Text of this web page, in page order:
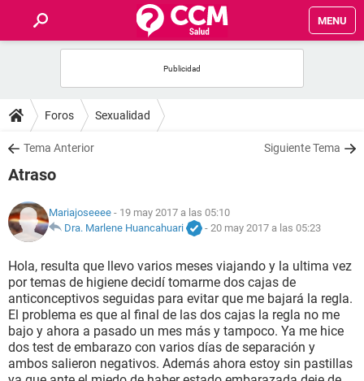
MENU
FOROS
SALUD
NUTRICIÓN
BIENESTAR
SEXUALIDAD
GLOSARIO
Foros Sexualidad
Tema Anterior Siguiente Tema
Atraso
Mariajoseeee - 19 may 2017 a las 05:10
Dra. Marlene Huancahuari
- 20 may 2017 a las 05:23
Hola, resulta que llevo varios meses viajando y la ultima vez
por temas de higiene decidí tomarme dos cajas de
anticonceptivos seguidas para evitar que me bajará la regla.
El problema es que al final de las dos cajas la regla no me
bajo y ahora a pasado un mes más y tampoco. Ya me hice
dos test de embarazo con varios días de separación y
ambos salieron negativos. Además ahora estoy sin pastillas